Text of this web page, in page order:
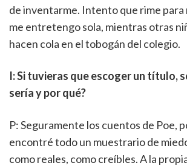
de inventarme. Intento que rime para
me entretengo sola, mientras otras
hacen cola en el tobogán del colegio.
I: Si tuvieras que escoger un título,
sería y por qué?
P: Seguramente los cuentos de Poe,
encontré todo un muestrario de
como reales, como creíbles. A la